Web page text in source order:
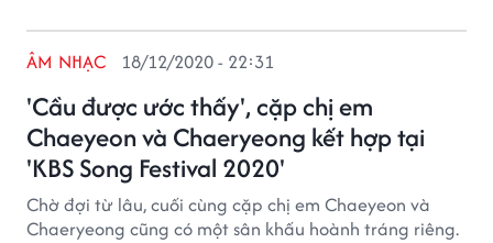
'Cầu được ước thấy', cặp chị em
Chaeyeon và Chaeryeong kết hợp tại
'KBS Song Festival 2020'
ÂM NHẠC 18/12/2020 - 22:31
Chờ đợi từ lâu, cuối cùng cặp chị em Chaeyeon và
Chaeryeong cũng có một sân khấu hoành tráng riêng.